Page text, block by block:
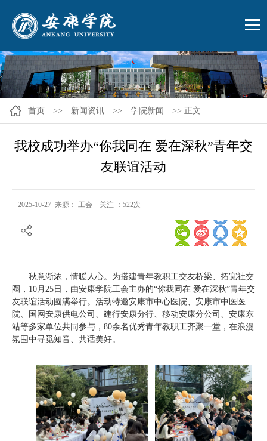
首页 >> 新闻资讯 >> 学院新闻 >> 正文
我校成功举办“你我同在 爱在深秋”青年交
友联谊活动
2025-10-27 来源： 工会 关注 ： 522次
秋意渐浓，情暖人心。为搭建青年教职工交友桥梁、拓宽社交
圈，10月25日，由安康学院工会主办的“你我同在 爱在深秋”青年交
友联谊活动圆满举行。活动特邀安康市中心医院、安康市中医医
院、国网安康供电公司、建行安康分行、移动安康分公司、安康东
站等多家单位共同参与，80余名优秀青年教职工齐聚一堂，在浪漫
氛围中寻觅知音、共话美好。